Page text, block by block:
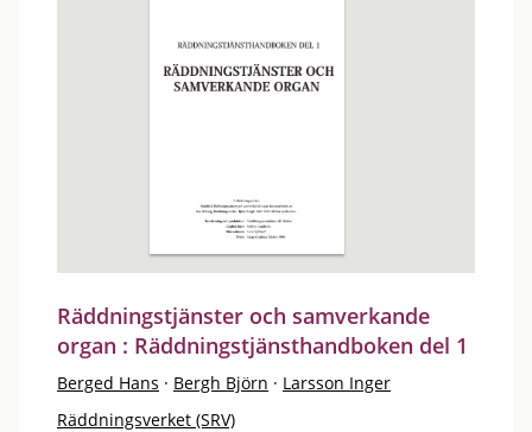
Räddningstjänster och samverkande
organ : Räddningstjänsthandboken del 1
Berged Hans · Bergh Björn · Larsson Inger
Räddningsverket (SRV)